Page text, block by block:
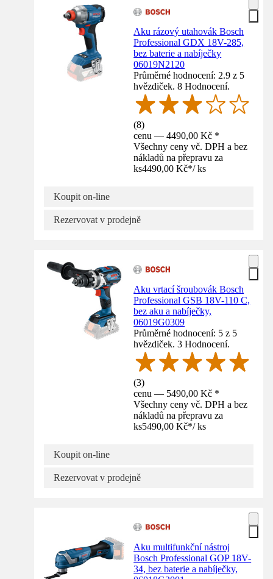
Aku rázový utahovák Bosch
Professional GDX 18V-285,
bez baterie a nabíječky
06019N2120
Průměrné hodnocení: 2.9 z 5
hvězdiček. 8 Hodnocení.
(8)
cenu — 4490,00 Kč *
Všechny ceny vč. DPH a bez
nákladů na přepravu za
ks4490,00 Kč*/ ks
Koupit on-line
Rezervovat v prodejně
Aku vrtací šroubovák Bosch
Professional GSB 18V-110 C,
bez aku a nabíječky,
06019G0309
Průměrné hodnocení: 5 z 5
hvězdiček. 3 Hodnocení.
(3)
cenu — 5490,00 Kč *
Všechny ceny vč. DPH a bez
nákladů na přepravu za
ks5490,00 Kč*/ ks
Koupit on-line
Rezervovat v prodejně
Aku multifunkční nástroj
Bosch Professional GOP 18V-
34, bez baterie a nabíječky,